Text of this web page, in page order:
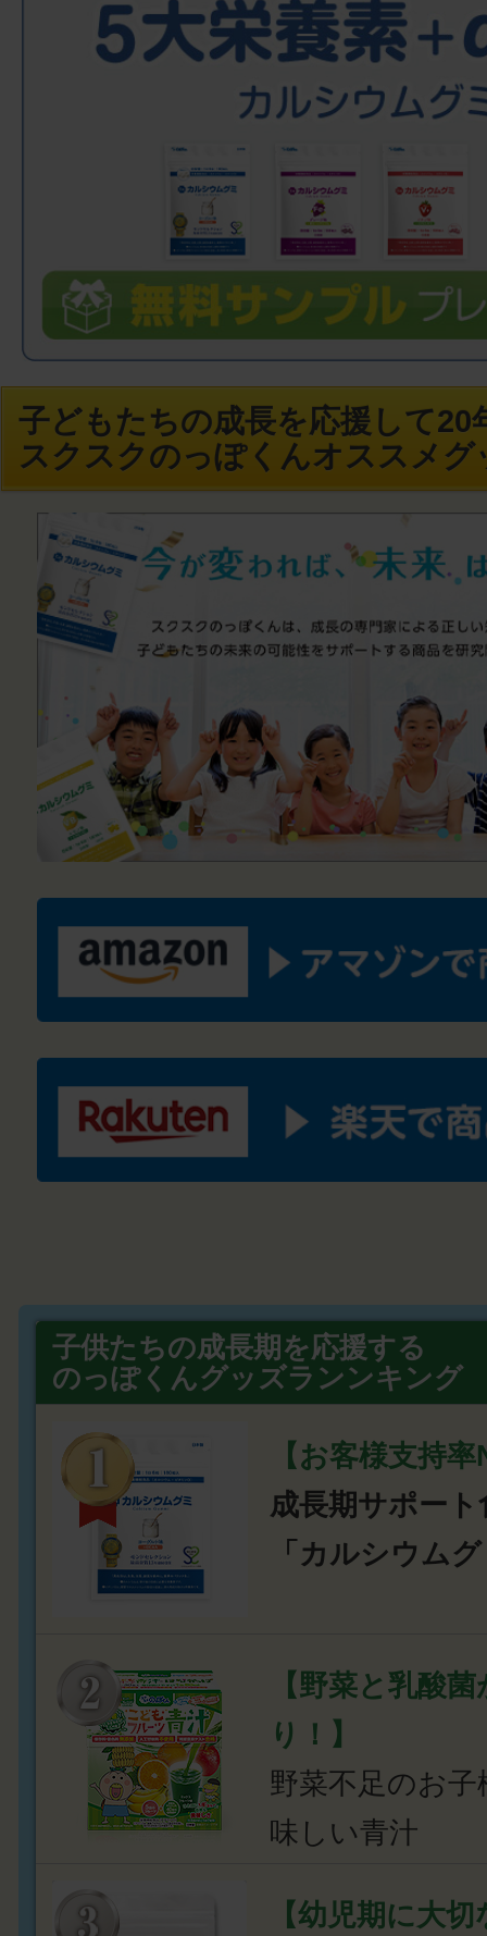
子どもたちの成長を応援して20
スクスクのっぽくんオススメグ
子供たちの成長期を応援する
のっぽくんグッズランンキング
【お客様支持
成長期サポート
「カルシウム
【野菜と乳酸
り！】
野菜不足のお
味しい青汁
【幼児期に大